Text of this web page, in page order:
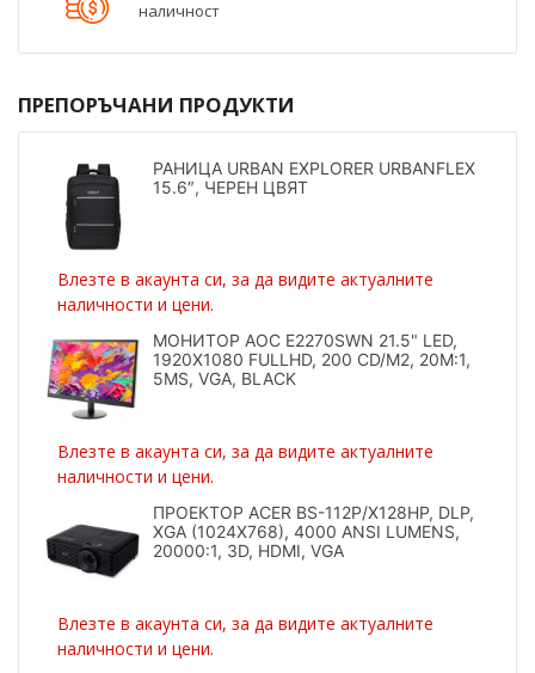
наличност
ПРЕПОРЪЧАНИ ПРОДУКТИ
РАНИЦА URBAN EXPLORER URBANFLEX
15.6″, ЧЕРЕН ЦВЯТ
Влезте в акаунта си, за да видите актуалните
наличности и цени.
МОНИТОР AOC E2270SWN 21.5" LED,
1920X1080 FULLHD, 200 CD/M2, 20M:1,
5MS, VGA, BLACK
Влезте в акаунта си, за да видите актуалните
наличности и цени.
ПРОЕКТОР ACER BS-112P/X128HP, DLP,
XGA (1024X768), 4000 ANSI LUMENS,
20000:1, 3D, HDMI, VGA
Влезте в акаунта си, за да видите актуалните
наличности и цени.